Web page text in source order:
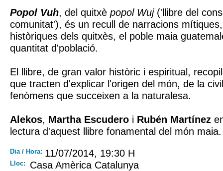
Popol Vuh, del quitxè popol Wuj('llibre del
comunitat'), és un recull de narracions
històriques dels quitxès, el poble maia
quantitat d'població.
El llibre, de gran valor històric i espiritual,
que tracten d'explicar l'origen del món, de la
fenòmens que succeixen a la naturalesa.
Alekos, Martha Escudero i Rubén Martínez
lectura d'aquest llibre fonamental del món maia.
Dia / Hora: 11/07/2014, 19:30 H
Lloc: Casa Amèrica Catalunya